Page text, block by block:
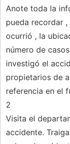
Anote toda la
pueda recordar
ocurrió , la
número de
investigó el
propietarios de
referencia en el
2
Visita el
accidente.